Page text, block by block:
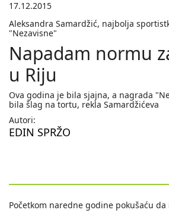
17.12.2015
Aleksandra Samardžić, najbolja
"Nezavisne"
Napadam normu
u Riju
Ova godina je bila sjajna, a nagrada
bila šlag na tortu, rekla Samardžićeva
Autori:
EDIN SPRŽO
Početkom naredne godine pokušaću